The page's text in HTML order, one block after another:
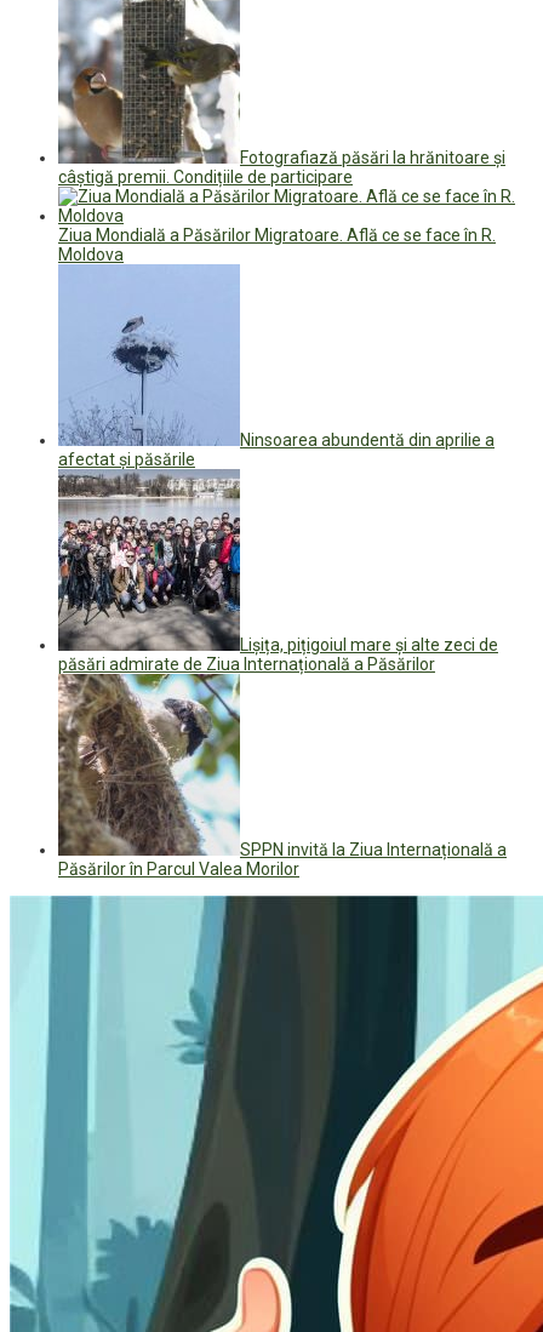
Fotografiază păsări la hrănitoare și
câștigă premii. Condițiile de participare
Ziua Mondială a Păsărilor Migratoare. Află ce se face în R.
Moldova
Ninsoarea abundentă din aprilie a
afectat și păsările
Lișița, pițigoiul mare și alte zeci de
păsări admirate de Ziua Internațională a Păsărilor
SPPN invită la Ziua Internațională a
Păsărilor în Parcul Valea Morilor